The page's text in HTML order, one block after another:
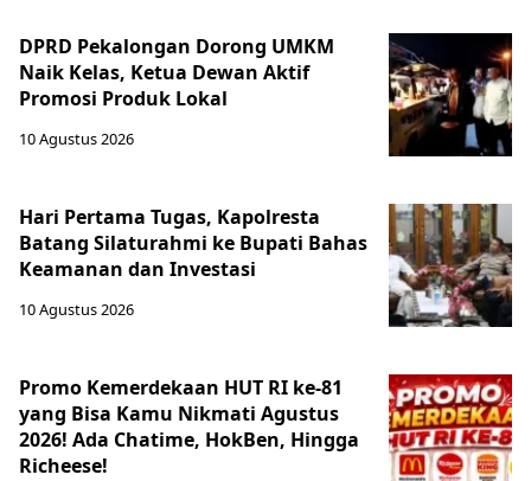
DPRD Pekalongan Dorong UMKM
Naik Kelas, Ketua Dewan Aktif
Promosi Produk Lokal
10 Agustus 2026
Hari Pertama Tugas, Kapolresta
Batang Silaturahmi ke Bupati Bahas
Keamanan dan Investasi
10 Agustus 2026
Promo Kemerdekaan HUT RI ke-81
yang Bisa Kamu Nikmati Agustus
2026! Ada Chatime, HokBen, Hingga
Richeese!